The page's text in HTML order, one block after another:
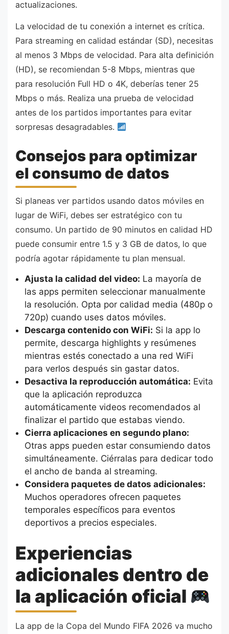
actualizaciones.
La velocidad de tu conexión a internet es crítica.
Para streaming en calidad estándar (SD), necesitas
al menos 3 Mbps de velocidad. Para alta definición
(HD), se recomiendan 5-8 Mbps, mientras que
para resolución Full HD o 4K, deberías tener 25
Mbps o más. Realiza una prueba de velocidad
antes de los partidos importantes para evitar
sorpresas desagradables.
Consejos para optimizar
el consumo de datos
Si planeas ver partidos usando datos móviles en
lugar de WiFi, debes ser estratégico con tu
consumo. Un partido de 90 minutos en calidad HD
puede consumir entre 1.5 y 3 GB de datos, lo que
podría agotar rápidamente tu plan mensual.
Ajusta la calidad del video: La mayoría de
las apps permiten seleccionar manualmente
la resolución. Opta por calidad media (480p o
720p) cuando uses datos móviles.
Descarga contenido con WiFi: Si la app lo
permite, descarga highlights y resúmenes
mientras estés conectado a una red WiFi
para verlos después sin gastar datos.
Desactiva la reproducción automática: Evita
que la aplicación reproduzca
automáticamente videos recomendados al
finalizar el partido que estabas viendo.
Cierra aplicaciones en segundo plano:
Otras apps pueden estar consumiendo datos
simultáneamente. Ciérralas para dedicar todo
el ancho de banda al streaming.
Considera paquetes de datos adicionales:
Muchos operadores ofrecen paquetes
temporales específicos para eventos
deportivos a precios especiales.
Experiencias
adicionales dentro de
la aplicación oficial
La app de la Copa del Mundo FIFA 2026 va mucho